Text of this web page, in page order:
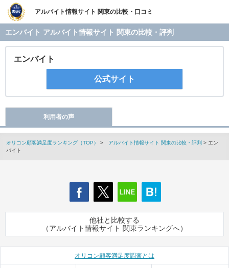
アルバイト情報サイト 関東の比較・口コミ
エンバイト アルバイト情報サイト 関東の比較・評判
エンバイト
公式サイト
利用者の声
オリコン顧客満足度ランキング（TOP） > アルバイト情報サイト 関東の比較・評判 > エン
バイト
他社と比較する
（アルバイト情報サイト 関東ランキングへ）
オリコン顧客満足度調査とは